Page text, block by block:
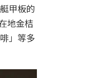
甲板的
地金桔
」等多